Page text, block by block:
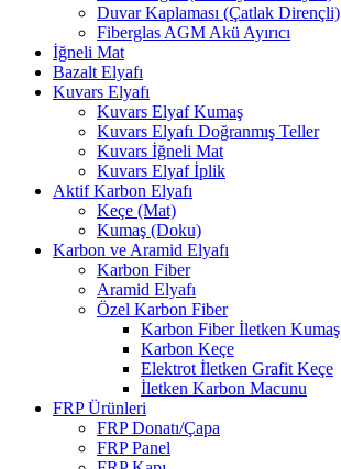
Duvar Kaplaması (Çatlak Dirençli)
Fiberglas AGM Akü Ayırıcı
İğneli Mat
Bazalt Elyafı
Kuvars Elyafı
Kuvars Elyaf Kumaş
Kuvars Elyafı Doğranmış Teller
Kuvars İğneli Mat
Kuvars Elyaf İplik
Aktif Karbon Elyafı
Keçe (Mat)
Kumaş (Doku)
Karbon ve Aramid Elyafı
Karbon Fiber
Aramid Elyafı
Özel Karbon Fiber
Karbon Fiber İletken Kumaş
Karbon Keçe
Elektrot İletken Grafit Keçe
İletken Karbon Macunu
FRP Ürünleri
FRP Donatı/Çapa
FRP Panel